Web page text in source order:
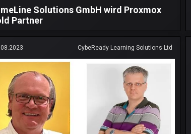
Solutions GmbH wird Proxmox
Partner
CybeReady Learning Solutions Ltd